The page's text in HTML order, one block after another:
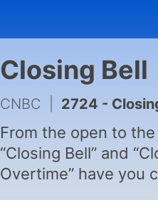
Closing Bell
CNBC 2724 - Closing
From the open to
“Closing Bell” and
Overtime” have you